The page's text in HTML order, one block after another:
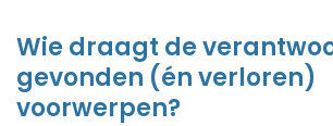
Wie draagt de
gevonden (én verloren)
voorwerpen?